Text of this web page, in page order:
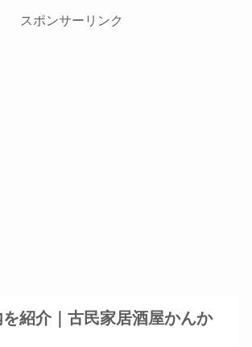
スポンサーリンク
紹介｜古民家居酒屋かんか